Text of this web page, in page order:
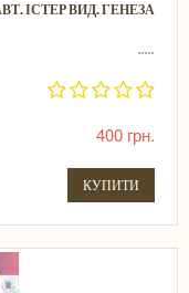
ІСТЕР ВИД. ГЕНЕЗА
.....
400 грн.
КУПИТИ